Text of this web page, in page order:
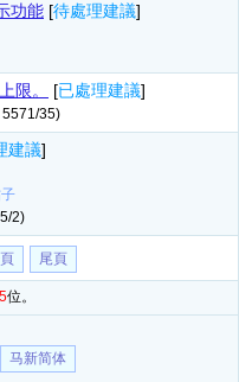
功能 [待處理建議]
限。 [已處理建議]
5571/35)
建議]
2)
尾頁
5位。
马新简体